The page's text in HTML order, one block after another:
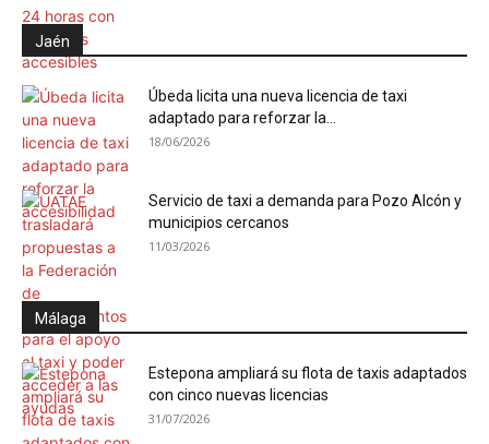
Jaén
Úbeda licita una nueva licencia de taxi
adaptado para reforzar la...
18/06/2026
Servicio de taxi a demanda para Pozo Alcón y
municipios cercanos
11/03/2026
Málaga
Estepona ampliará su flota de taxis adaptados
con cinco nuevas licencias
31/07/2026